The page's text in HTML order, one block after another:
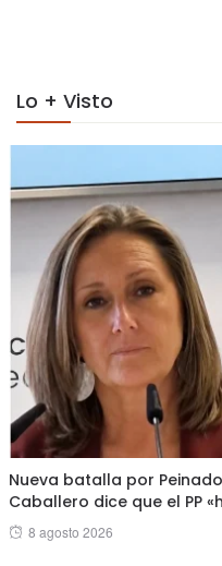
Lo + Visto
Nueva batalla por
Caballero dice que el PP
Posted
8 agosto 2026